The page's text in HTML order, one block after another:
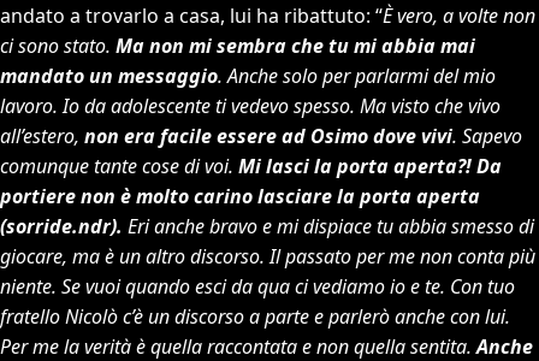
andato a trovarlo a casa, lui ha ribattuto: “È vero, a volte non
ci sono stato. Ma non mi sembra che tu mi abbia mai
mandato un messaggio. Anche solo per parlarmi del mio
lavoro. Io da adolescente ti vedevo spesso. Ma visto che vivo
all’estero, non era facile essere ad Osimo dove vivi. Sapevo
comunque tante cose di voi. Mi lasci la porta aperta?! Da
portiere non è molto carino lasciare la porta aperta
(sorride.ndr). Eri anche bravo e mi dispiace tu abbia smesso di
giocare, ma è un altro discorso. Il passato per me non conta più
niente. Se vuoi quando esci da qua ci vediamo io e te. Con tuo
fratello Nicolò c’è un discorso a parte e parlerò anche con lui.
Per me la verità è quella raccontata e non quella sentita.Anche